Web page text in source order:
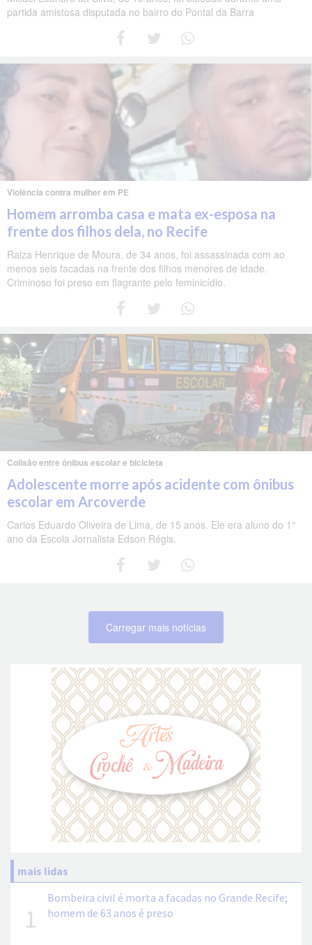
partida amistosa disputada no bairro do Pontal da Barra
Violência contra mulher em PE
Homem arromba casa e mata ex-esposa na
frente dos filhos dela, no Recife
Raiza Henrique de Moura, de 34 anos, foi assassinada com ao
menos seis facadas na frente dos filhos menores de idade.
Criminoso foi preso em flagrante pelo feminicídio.
Colisão entre ônibus escolar e bicicleta
Adolescente morre após acidente com ônibus
escolar em Arcoverde
Carlos Eduardo Oliveira de Lima, de 15 anos. Ele era aluno do 1°
ano da Escola Jornalista Edson Régis.
Carregar mais notícias
mais lidas
1
Bombeira civil é morta a facadas no Grande Recife;
homem de 63 anos é preso